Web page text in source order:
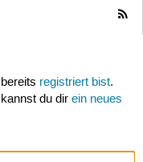
registriert bist.
du dir ein neues